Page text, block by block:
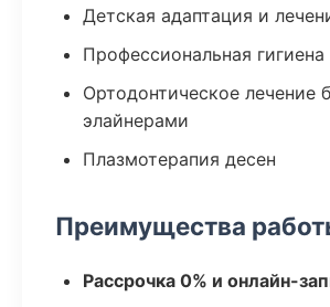
Детская адаптация и
Профессиональная
Ортодонтическое лечение
элайнерами
Плазмотерапия десен
Преимущества
Рассрочка 0% и онлайн-